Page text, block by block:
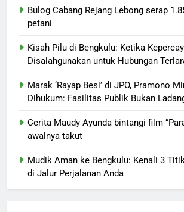
Bulog Cabang Rejang Lebong serap
petani
Kisah Pilu di Bengkulu: Ketika
Disalahgunakan untuk Hubungan
Marak ‘Rayap Besi’ di JPO, Pramono
Dihukum: Fasilitas Publik Bukan
Cerita Maudy Ayunda bintangi film
awalnya takut
Mudik Aman ke Bengkulu: Kenali 3
di Jalur Perjalanan Anda